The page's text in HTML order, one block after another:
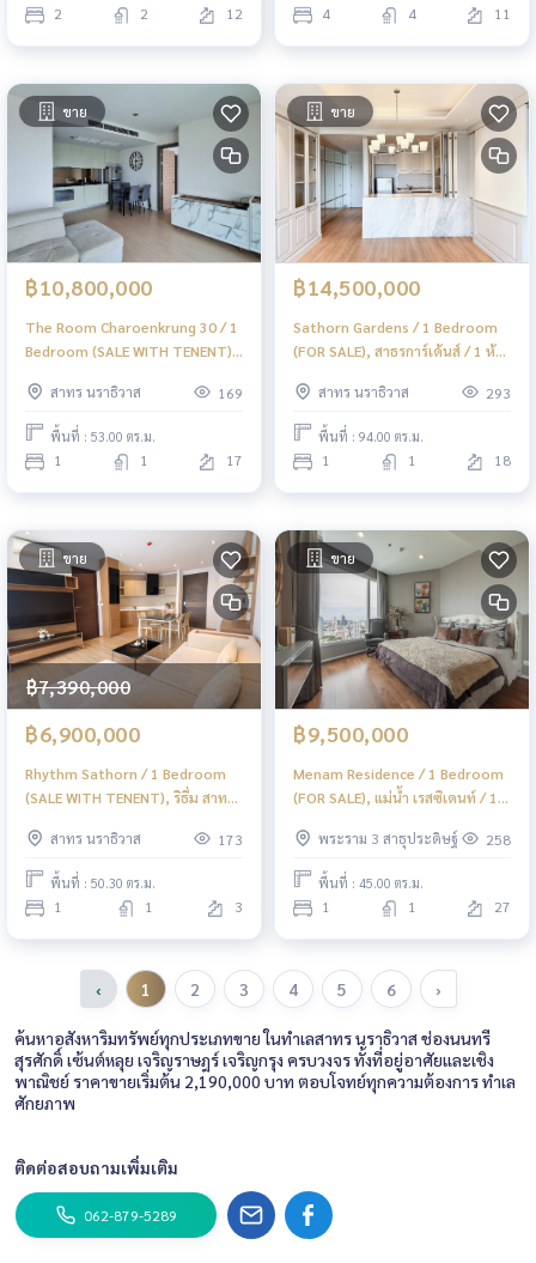
2 2 12 4 4 11
ขาย
฿10,800,000
The Room Charoenkrung 30 / 1
Bedroom (SALE WITH TENENT),
(ขายพร้อมผู้เช่า) PT075
สาทร นราธิวาส 169
พื้นที่ : 53.00 ตร.ม.
1 1 17
ขาย
฿14,500,000
Sathorn Gardens / 1 Bedroom
(FOR SALE), สาธรการ์เด้นส์ / 1 ห้อง
สาทร นราธิวาส
293
พื้นที่ : 94.00 ตร.ม.
1 1 18
ขาย
฿7,390,000
฿6,900,000
Rhythm Sathorn / 1 Bedroom
(SALE WITH TENENT), ริธึ่ม สาทร
PT031สาทร นราธิวาส 173
พื้นที่ : 50.30 ตร.ม.
1 1 3
ขาย
฿9,500,000
Menam Residence / 1 Bedroom
(FOR SALE), แม่น้ำ เรสซิเดนท์ / 1
พระราม 3 สาธุประดิษฐ์
258
พื้นที่ : 45.00 ตร.ม.
1 1 27
‹ 1 2 3 4 5 6 ›
ค้นหาอสังหาริมทรัพย์ทุกประเภทขาย ในทำเลสาทร นราธิวาส ช่องนนทรี
สุรศักดิ์ เซ้นต์หลุย เจริญราษฎร์ เจริญกรุง ครบวงจร ทั้งที่อยู่อาศัยและเชิง
พาณิชย์ ราคาขายเริ่มต้น 2,190,000 บาท ตอบโจทย์ทุกความต้องการ ทำเล
ศักยภาพ
ติดต่อสอบถามเพิ่มเติม
062-879-5289